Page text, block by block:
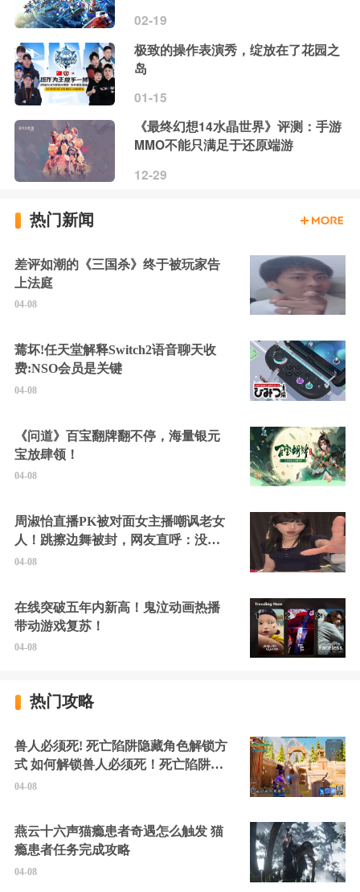
02-19
极致的操作表演秀，绽放在了花园之
岛
01-15
《最终幻想14水晶世界》评测：手游
MMO不能只满足于还原端游
12-29
热门新闻
差评如潮的《三国杀》终于被玩家告
上法庭
04-08
蔫坏!任天堂解释Switch2语音聊天收
费:NSO会员是关键
04-08
《问道》百宝翻牌翻不停，海量银元
宝放肆领！
04-08
周淑怡直播PK被对面女主播嘲讽老女
人！跳擦边舞被封，网友直呼：没边
硬擦封的好！
04-08
在线突破五年内新高！鬼泣动画热播
带动游戏复苏！
04-08
热门攻略
兽人必须死! 死亡陷阱隐藏角色解锁方
式 如何解锁兽人必须死！死亡陷阱中
的隐藏角色
04-08
燕云十六声猫瘾患者奇遇怎么触发 猫
瘾患者任务完成攻略
04-08